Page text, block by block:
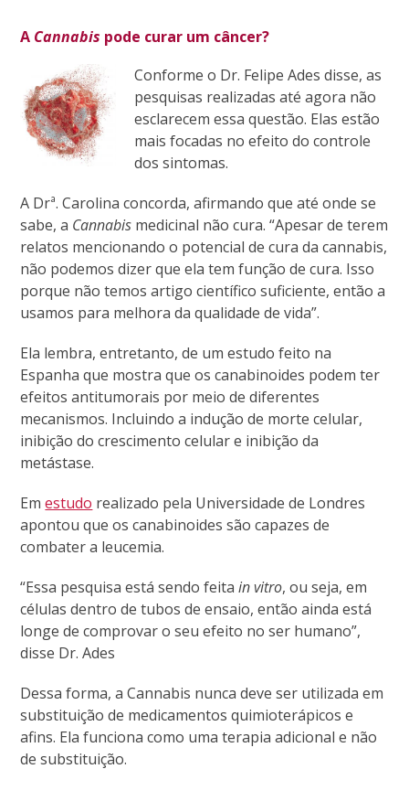
A Cannabis pode curar um câncer?
Conforme o Dr. Felipe Ades disse, as
pesquisas realizadas até agora não
esclarecem essa questão. Elas estão
mais focadas no efeito do controle
dos sintomas.
A Drª. Carolina concorda, afirmando que até onde se
sabe, a Cannabis medicinal não cura. “Apesar de terem
relatos mencionando o potencial de cura da cannabis,
não podemos dizer que ela tem função de cura. Isso
porque não temos artigo científico suficiente, então a
usamos para melhora da qualidade de vida”.
Ela lembra, entretanto, de um estudo feito na
Espanha que mostra que os canabinoides podem ter
efeitos antitumorais por meio de diferentes
mecanismos. Incluindo a indução de morte celular,
inibição do crescimento celular e inibição da
metástase.
Emestudo realizado pela Universidade de Londres
apontou que os canabinoides são capazes de
combater a leucemia.
“Essa pesquisa está sendo feitain vitro, ou seja, em
células dentro de tubos de ensaio, então ainda está
longe de comprovar o seu efeito no ser humano”,
disse Dr. Ades
Dessa forma, a Cannabis nunca deve ser utilizada em
substituição de medicamentos quimioterápicos e
afins. Ela funciona como uma terapia adicional e não
de substituição.